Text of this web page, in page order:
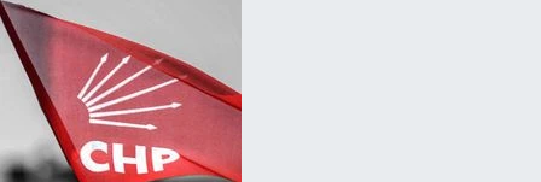
Eğitim
Ekonomi
Son Dakika Haberleri
Haber Arşivi